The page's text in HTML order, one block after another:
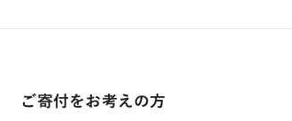
ご寄付をお考えの方